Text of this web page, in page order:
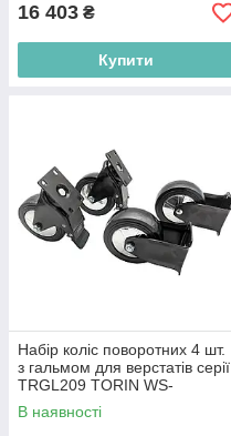
16 403 ₴
Купити
Набір коліс поворотних 4 шт.
з гальмом для верстатів серії
TRGL209 TORIN WS-
TRGL209
В наявності